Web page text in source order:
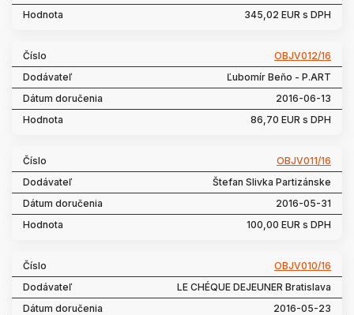
345,02 EUR s DPH
OBJV012/16
Ľubomír Beňo - P.ART
2016-06-13
86,70 EUR s DPH
OBJV011/16
Štefan Slivka Partizánske
2016-05-31
100,00 EUR s DPH
OBJV010/16
LE CHÉQUE DEJEUNER Bratislava
2016-05-23